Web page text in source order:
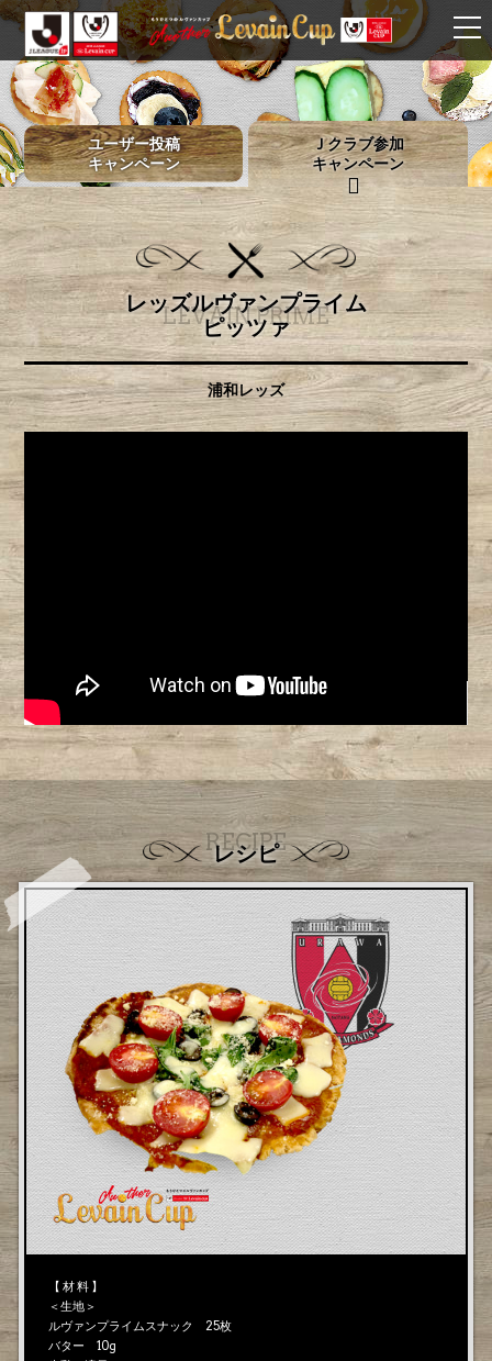
ユーザー投稿
キャンペーン
Ｊクラブ参加
キャンペーン
LEVAIN PRIME
レッズルヴァンプライム
ピッツァ
浦和レッズ
RECIPE
レシピ
【 材 料 】
＜生地＞
ルヴァンプライムスナック 25枚
バター 10g